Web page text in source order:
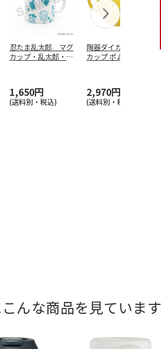
忍たま乱太郎 マグ
カップ・乱太郎・き
1,650円
(送料別・税込)
陶器ダイカットマグ
カップ ポムポムプ
2,970円
(送料別・税込)
んな商品を見ています